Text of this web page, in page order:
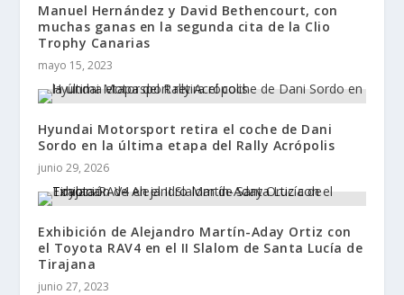
Manuel Hernández y David Bethencourt, con
muchas ganas en la segunda cita de la Clio
Trophy Canarias
mayo 15, 2023
Hyundai Motorsport retira el coche de Dani
Sordo en la última etapa del Rally Acrópolis
junio 29, 2026
Exhibición de Alejandro Martín-Aday Ortiz con
el Toyota RAV4 en el II Slalom de Santa Lucía de
Tirajana
junio 27, 2023